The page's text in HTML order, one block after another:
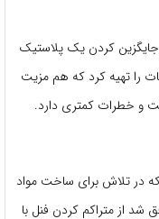
جایگزین کردن یک پلاستیک
شد. در سال ۱۹۰۸ مایلز، استات را تهیه کرد که هم مزیت
و خطرات کمتری دارد.
که در تلاش برای ساخت مواد
۱۹۰۷ لئو بلکند، موفق شد از متراکم کردن فنل با